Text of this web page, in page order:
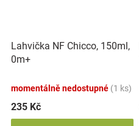
Lahvička NF Chicco, 150ml,
0m+
momentálně nedostupné (1 ks)
235 Kč